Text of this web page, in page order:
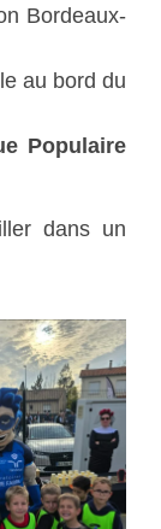
Bordeaux-
au bord du
Populaire
dans un